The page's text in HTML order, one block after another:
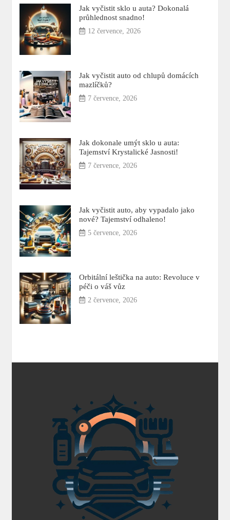
Jak vyčistit sklo u auta? Dokonalá
průhlednost snadno!
12 července, 2026
Jak vyčistit auto od chlupů domácích
mazlíčků?
7 července, 2026
Jak dokonale umýt sklo u auta:
Tajemství Krystalické Jasnosti!
7 července, 2026
Jak vyčistit auto, aby vypadalo jako
nové? Tajemství odhaleno!
5 července, 2026
Orbitální leštička na auto: Revoluce v
péči o váš vůz
2 července, 2026